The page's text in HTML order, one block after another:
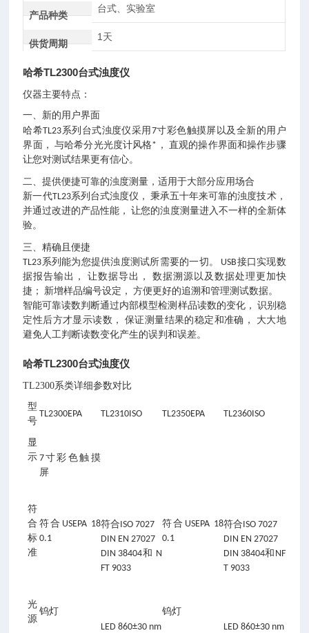
产品种类
台式、实验室
供货周期
1天
哈希TL2300台式浊度仪
仪器主要特点：
一、新的用户界面
哈希TL23系列台式浊度仪采用7寸彩色触摸屏以及全新的用户
界面， 与哈希分光光度计风格*， 直观的操作界面和操作步骤
让您对测试结果更有信心。
二、提供便捷可靠的浊度测量，适用于大部分应用场合
新一代TL23系列台式浊度仪， 秉承五十年来可靠的浊度技术，
并通过改进的产品性能， 让您的浊度测量进入不一样的全新体
验。
三、精确且便捷
TL23系列能为您提供浊度测试所需要的一切。 USB接口实现数
据报告输出， 让数据导出， 数据溯源以及数据处理更加快
捷； 新增样品编号设定， 方便更好的追溯和管理测试数据。
智能可靠读数判断通过内部模型检测样品读数的变化， 识别稳
定性后方才显示读数， 保证测量结果的稳定和准确， 大大地
避免人工判断读数变化产生的误判和误差。
哈希TL2300台式浊度仪
TL2300系类详细参数对比
型
号
TL2300EPA TL2310ISO TL2350EPA TL2360ISO
显
示 7寸彩色触摸
屏
符
合
标
准
符合USEPA 18
0.1
符合ISO 7027
DIN EN 27027
DIN 38404和 N
FT 9033
符合USEPA 18
0.1
符合ISO 7027
DIN EN 27027
DIN 38404和NF
T 9033
光
源
钨灯
LED 860±30 nm
钨灯
LED 860±30 nm